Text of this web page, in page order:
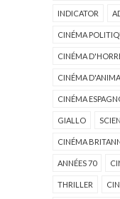
INDICATOR
CINÉMA
CINÉMA
CINÉMA
CINÉMA
GIALLO
CINÉMA
ANNÉES 70
THRILLER